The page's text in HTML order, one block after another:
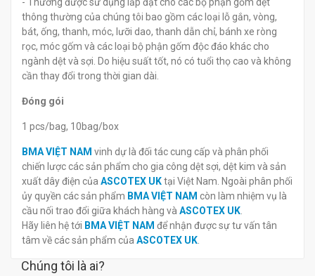
- Thường được sử dụng lắp đặt cho các bộ phận gốm dệt
thông thường của chúng tôi bao gồm các loại lỗ gắn, vòng,
bát, ống, thanh, móc, lưỡi dao, thanh dẫn chỉ, bánh xe ròng
rọc, móc gốm và các loại bộ phận gốm độc đáo khác cho
ngành dệt và sợi. Do hiệu suất tốt, nó có tuổi thọ cao và không
cần thay đổi trong thời gian dài.
Đóng gói
1 pcs/bag, 10bag/box
BMA VIỆT NAM vinh dự là đối tác cung cấp và phân phối
chiến lược các sản phẩm cho gia công dệt sợi, dệt kim và sản
xuất dây điện của ASCOTEX UKtại Việt Nam. Ngoài phân phối
ủy quyền các sản phẩm BMA VIỆT NAM còn làm nhiệm vụ là
cầu nối trao đổi giữa khách hàng và ASCOTEX UK.
Hãy liên hệ tới BMA VIỆT NAM để nhận được sự tư vấn tân
tâm về các sản phẩm của ASCOTEX UK.
Chúng tôi là ai?